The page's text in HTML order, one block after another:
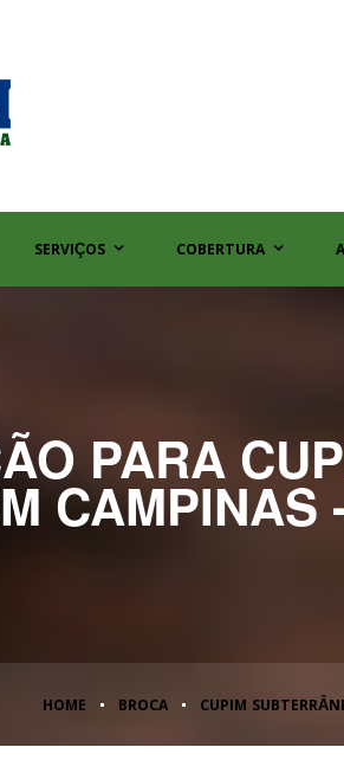
SERVIÇOS COBERTURA
PARA
CAMPINAS
HOME BROCA CUPIM